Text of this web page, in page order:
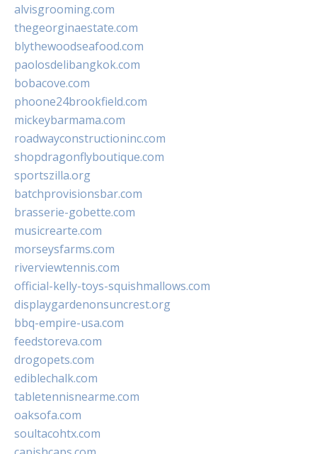
alvisgrooming.com
thegeorginaestate.com
blythewoodseafood.com
paolosdelibangkok.com
bobacove.com
phoone24brookfield.com
mickeybarmama.com
roadwayconstructioninc.com
shopdragonflyboutique.com
sportszilla.org
batchprovisionsbar.com
brasserie-gobette.com
musicrearte.com
morseysfarms.com
riverviewtennis.com
official-kelly-toys-squishmallows.com
displaygardenonsuncrest.org
bbq-empire-usa.com
feedstoreva.com
drogopets.com
ediblechalk.com
tabletennisnearme.com
oaksofa.com
soultacohtx.com